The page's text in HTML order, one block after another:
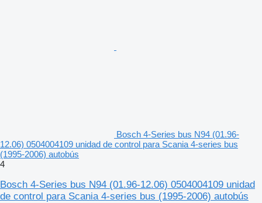
Bosch 4-Series bus N94 (01.96-
12.06) 0504004109 unidad de control para Scania 4-series bus
(1995-2006) autobús
4
Bosch 4-Series bus N94 (01.96-12.06) 0504004109 unidad
de control para Scania 4-series bus (1995-2006) autobús